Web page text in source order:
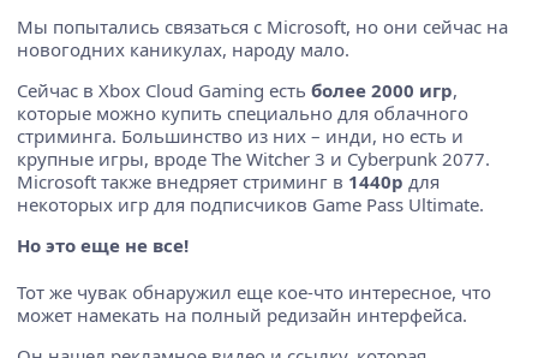
Мы попытались связаться с Microsoft, но они сейчас на
новогодних каникулах, народу мало.
Сейчас в Xbox Cloud Gaming есть более 2000 игр,
которые можно купить специально для облачного
стриминга. Большинство из них – инди, но есть и
крупные игры, вроде The Witcher 3 и Cyberpunk 2077.
Microsoft также внедряет стриминг в 1440p для
некоторых игр для подписчиков Game Pass Ultimate.
Но это еще не все!
Тот же чувак обнаружил еще кое-что интересное, что
может намекать на полный редизайн интерфейса.